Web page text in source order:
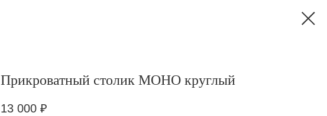
Прикроватный столик МОНО круглый
13 000 ₽